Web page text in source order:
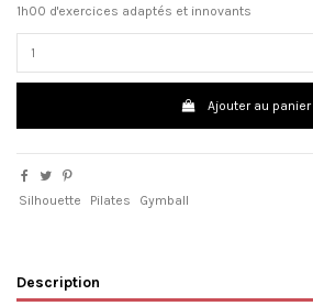
1h00 d'exercices adaptés et innovants
Ajouter au panier
Silhouette Pilates Gymball
Description